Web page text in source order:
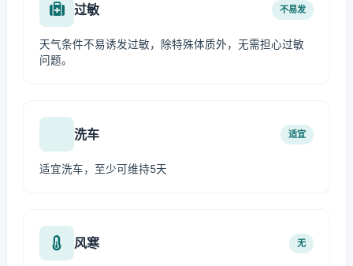
过敏 不易发
天气条件不易诱发过敏，除特殊体质外，无需担心过敏
问题。
洗车 适宜
适宜洗车，至少可维持5天
风寒 无